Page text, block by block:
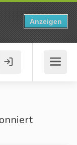
Anzeigen